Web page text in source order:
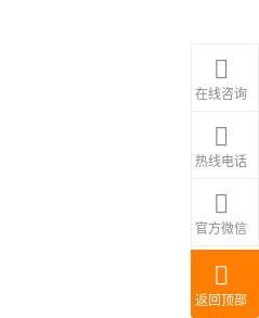
在线咨询
热线电话
官方微信
返回顶部